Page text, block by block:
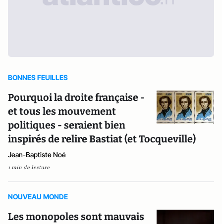
BONNES FEUILLES
Pourquoi la droite française -
et tous les mouvement
politiques - seraient bien
inspirés de relire Bastiat (et Tocqueville)
Jean-Baptiste Noé
1 min de lecture
NOUVEAU MONDE
Les monopoles sont mauvais